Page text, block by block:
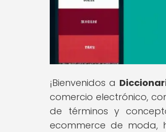
¡Bienvenidos a
comercio electrónico,
de términos y
ecommerce de moda,